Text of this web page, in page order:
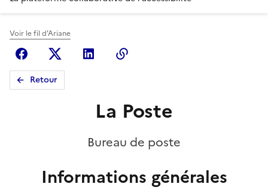
Voir le fil d'Ariane
FacebookX (anciennement Twitter)
Linkedin
Retour
La Poste
Bureau de poste
Informations générales